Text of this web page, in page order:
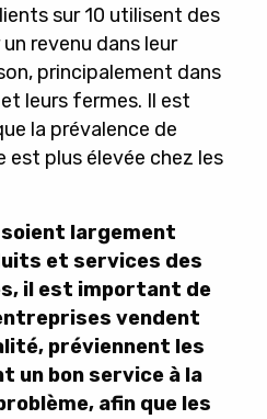
sur 10 utilisent des
revenu dans leur
principalement dans
leurs fermes. Il est
la prévalence de
plus élevée chez les
largement
et services des
il est important de
vendent
préviennent les
un bon service à la
afin que les